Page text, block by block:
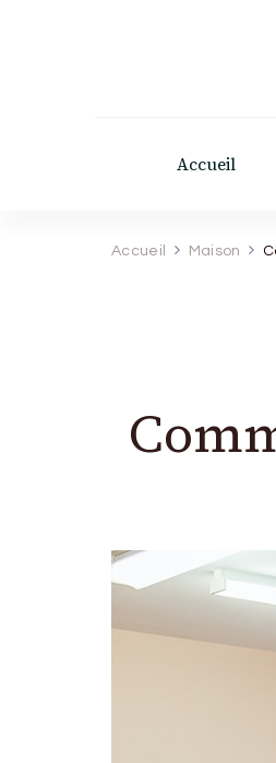
Accueil
Accueil Maison